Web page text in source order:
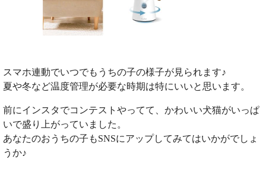
スマホ連動でいつでもうちの子の様子が見られます♪
夏や冬など温度管理が必要な時期は特にいいと思います。
前にインスタでコンテストやってて、かわいい犬猫がいっぱ
いで盛り上がっていました。
あなたのおうちの子もSNSにアップしてみてはいかがでしょ
うか♪